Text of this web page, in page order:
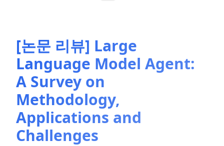
[논문 리뷰] Large
Language Model Agent:
A Survey on
Methodology,
Applications and
Challenges